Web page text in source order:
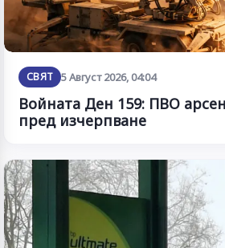
СВЯТ 5 Август 2026, 04:04
Войната Ден 159: ПВО
пред изчерпване